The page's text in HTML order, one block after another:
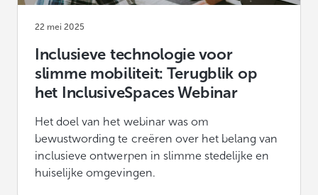
22 mei 2025
Inclusieve technologie voor
slimme mobiliteit: Terugblik op
het InclusiveSpaces Webinar
Het doel van het webinar was om
bewustwording te creëren over het belang van
inclusieve ontwerpen in slimme stedelijke en
huiselijke omgevingen.